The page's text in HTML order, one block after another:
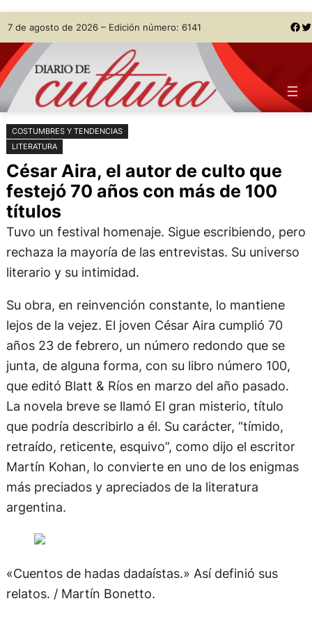
Saltar
al
contenido
Skip
to
content
7 de agosto de 2026 – Edición número: 6141 Facebook Twitter
COSTUMBRES Y TENDENCIAS
LITERATURA
César Aira, el autor de culto que
festejó 70 años con más de 100
títulos
Tuvo un festival homenaje. Sigue escribiendo, pero
rechaza la mayoría de las entrevistas. Su universo
literario y su intimidad.
Su obra, en reinvención constante, lo mantiene
lejos de la vejez. El joven César Aira cumplió 70
años 23 de febrero, un número redondo que se
junta, de alguna forma, con su libro número 100,
que editó Blatt & Ríos en marzo del año pasado.
La novela breve se llamó El gran misterio, título
que podría describirlo a él. Su carácter, “tímido,
retraído, reticente, esquivo”, como dijo el escritor
Martín Kohan, lo convierte en uno de los enigmas
más preciados y apreciados de la literatura
argentina.
«Cuentos de hadas dadaístas.» Así definió sus
relatos. / Martín Bonetto.